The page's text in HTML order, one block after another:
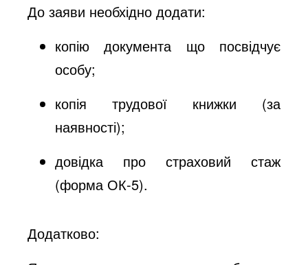
До заяви необхідно додати:
копію документа що посвідчує
особу;
копія трудової книжки (за
наявності);
довідка про страховий стаж
(форма ОК-5).
Додатково: